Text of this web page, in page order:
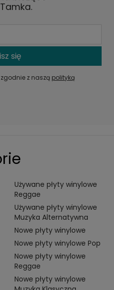
się
z naszą polityką
Używane płyty winylowe
Reggae
Używane płyty winylowe
Muzyka Alternatywna
Nowe płyty winylowe
Nowe płyty winylowe Pop
Nowe płyty winylowe
Reggae
Nowe płyty winylowe